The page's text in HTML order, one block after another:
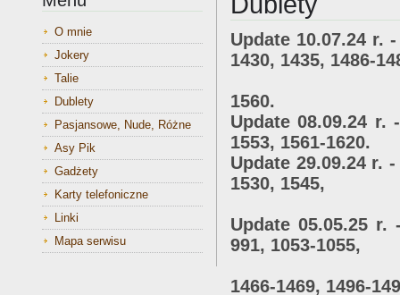
O mnie
Jokery
Talie
Dublety
Pasjansowe, Nude, Różne
Asy Pik
Gadżety
Karty telefoniczne
Linki
Mapa serwisu
Update 10.07.24 r.
1430, 1435, 1486-
1560.
Update 08.09.24 r.
1553, 1561-1620.
Update 29.09.24 r.
1530, 1545,
Update 05.05.25 r.
991, 1053-1055,
1466-1469, 1496-